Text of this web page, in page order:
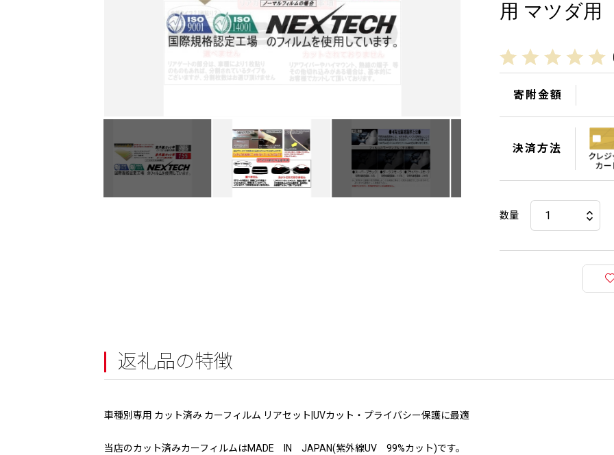
用 マツダ用
寄附金額
決済方法
数量
返礼品の特徴
車種別専用 カット済み カーフィルム リアセット|UVカット・プライバシー保護に最適
当店のカット済みカーフィルムはMADE IN JAPAN(紫外線UV 99%カット)です。